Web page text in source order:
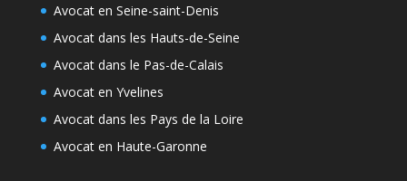
Avocat en Seine-saint-Denis
Avocat dans les Hauts-de-Seine
Avocat dans le Pas-de-Calais
Avocat en Yvelines
Avocat dans les Pays de la Loire
Avocat en Haute-Garonne